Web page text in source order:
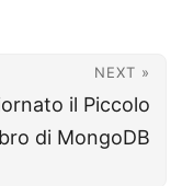
NEXT »
il Piccolo
di MongoDB